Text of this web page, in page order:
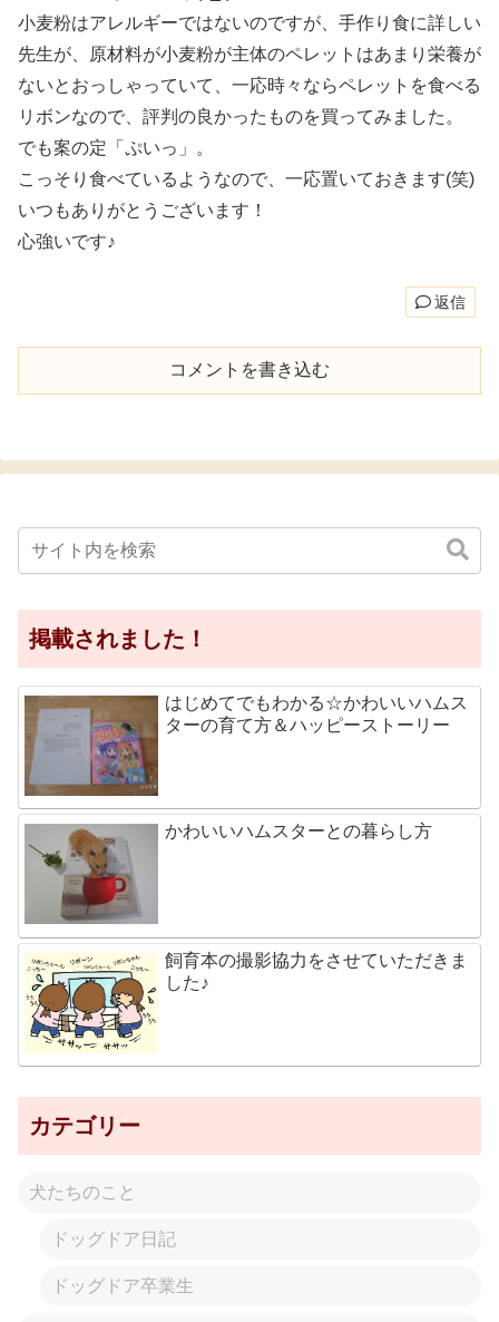
小麦粉はアレルギーではないのですが、手作り食に詳しい
先生が、原材料が小麦粉が主体のペレットはあまり栄養が
ないとおっしゃっていて、一応時々ならペレットを食べる
リボンなので、評判の良かったものを買ってみました。
でも案の定「ぷいっ」。
こっそり食べているようなので、一応置いておきます(笑)
いつもありがとうございます！
心強いです♪
返信
コメントを書き込む
掲載されました！
はじめてでもわかる☆かわいいハムス
ターの育て方＆ハッピーストーリー
かわいいハムスターとの暮らし方
飼育本の撮影協力をさせていただきま
した♪
カテゴリー
犬たちのこと
ドッグドア日記
ドッグドア卒業生